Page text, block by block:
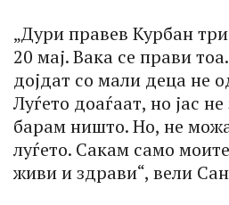
„Дури правев Курбан
20 мај. Вака се прави
дојдат со мали деца не
Луѓето доаѓаат, но јас
барам ништо. Но, не
луѓето. Сакам само
живи и здрави“, вели